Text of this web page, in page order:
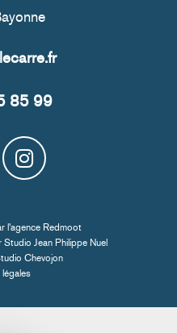
85 99
l'agence Redmoot
Studio Jean Philippe Nuel
Chevojon